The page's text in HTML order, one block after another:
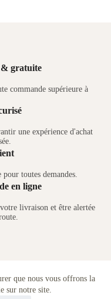
que nous vous offrons la
sur notre site.
gratuite
commande supérieure à
une expérience d'achat
toutes demandes.
en ligne
livraison et être alertée